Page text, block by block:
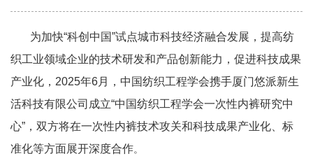
为加快“科创中国”试点城市科技经济融合发展，提高纺
织工业领域企业的技术研发和产品创新能力，促进科技成果
产业化，2025年6月，中国纺织工程学会携手厦门悠派新生
活科技有限公司成立“中国纺织工程学会一次性内裤研究中
心”，双方将在一次性内裤技术攻关和科技成果产业化、标
准化等方面展开深度合作。